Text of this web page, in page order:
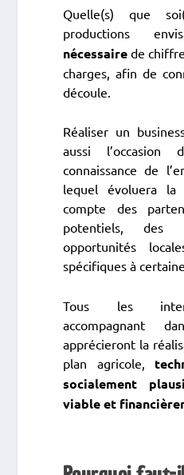
Quelle(s) que
productions
nécessairede
charges, afin de
découle.
Réaliser un
aussi l’occasion
connaissance de
lequel évoluera
compte des
potentiels, des
opportunités
spécifiques à
Tous les
accompagnant
apprécieront la
plan agricole,
socialement
viable et